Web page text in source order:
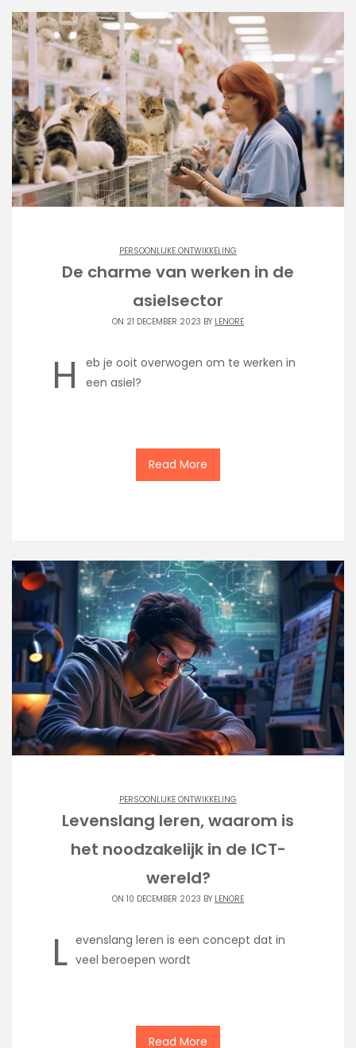
PERSOONLIJKE ONTWIKKELING
De charme van werken in de
asielsector
ON 21 DECEMBER 2023 BY LENORE
H
eb je ooit overwogen om te werken in
een asiel?
Read More
PERSOONLIJKE ONTWIKKELING
Levenslang leren, waarom is
het noodzakelijk in de ICT-
wereld?
ON 10 DECEMBER 2023 BY LENORE
L evenslang leren is een concept dat in
veel beroepen wordt
Read More